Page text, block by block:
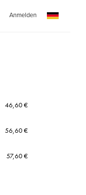
Anmelden
46,60 €
56,60 €
57,60 €